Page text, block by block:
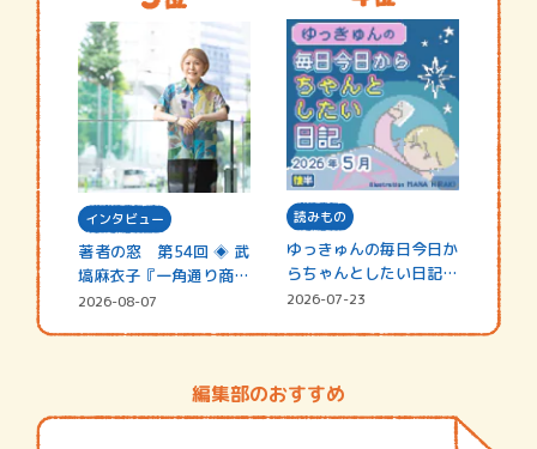
インタビュー
著者の窓 第54回 ◈ 武
塙麻衣子『一角通り商店
街の…
2026-08-07
読みもの
ゆっきゅんの毎日今日か
らちゃんとしたい日記
☆202…
2026-07-23
編集部のおすすめ